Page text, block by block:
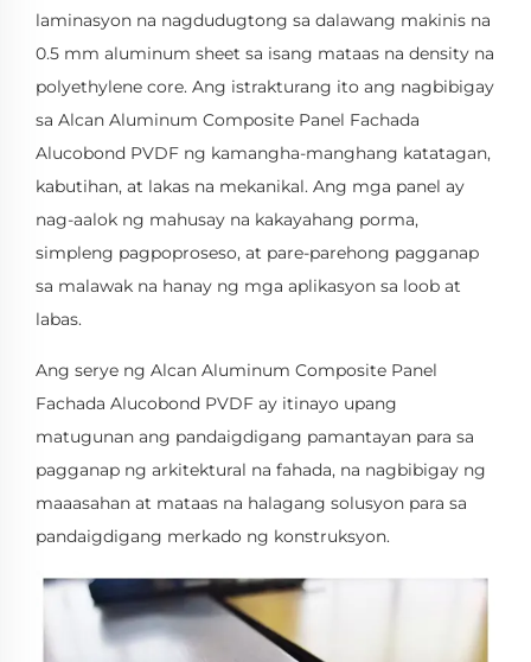
laminasyon na nagdudugtong sa dalawang makinis na
0.5 mm aluminum sheet sa isang mataas na density na
polyethylene core. Ang istrakturang ito ang nagbibigay
sa Alcan Aluminum Composite Panel Fachada
Alucobond PVDF ng kamangha-manghang katatagan,
kabutihan, at lakas na mekanikal. Ang mga panel ay
nag-aalok ng mahusay na kakayahang porma,
simpleng pagpoproseso, at pare-parehong pagganap
sa malawak na hanay ng mga aplikasyon sa loob at
labas.
Ang serye ng Alcan Aluminum Composite Panel
Fachada Alucobond PVDF ay itinayo upang
matugunan ang pandaigdigang pamantayan para sa
pagganap ng arkitektural na fahada, na nagbibigay ng
maaasahan at mataas na halagang solusyon para sa
pandaigdigang merkado ng konstruksyon.